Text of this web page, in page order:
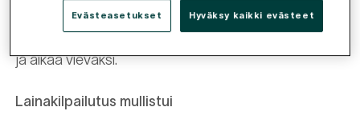
kulujen takia. Lainojen kilpailutusta saatetaan myös
vältellä, koska kilpailutusprosessi koetaan raskaaksi
ja aikaa vieväksi.
Lainakilpailutus mullistui
Evästeasetukset Hyväksy kaikki evästeet